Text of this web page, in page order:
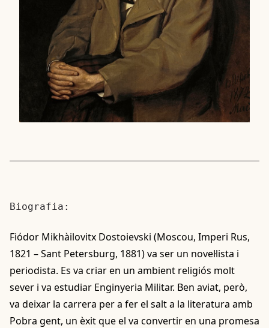
Biografia:
Fiódor Mikhàilovitx Dostoievski (Moscou, Imperi Rus,
1821 – Sant Petersburg, 1881) va ser un novel·lista i
periodista. Es va criar en un ambient religiós molt
sever i va estudiar Enginyeria Militar. Ben aviat, però,
va deixar la carrera per a fer el salt a la literatura amb
Pobra gent, un èxit que el va convertir en una promesa